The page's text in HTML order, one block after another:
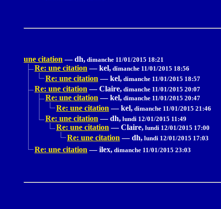
une citation — dh, dimanche 11/01/2015 18:21
Re: une citation — kel, dimanche 11/01/2015 18:56
Re: une citation — kel, dimanche 11/01/2015 18:57
Re: une citation — Claire, dimanche 11/01/2015 20:07
Re: une citation — kel, dimanche 11/01/2015 20:47
Re: une citation — kel, dimanche 11/01/2015 21:46
Re: une citation — dh, lundi 12/01/2015 11:49
Re: une citation — Claire, lundi 12/01/2015 17:00
Re: une citation — dh, lundi 12/01/2015 17:03
Re: une citation — ilex, dimanche 11/01/2015 23:03